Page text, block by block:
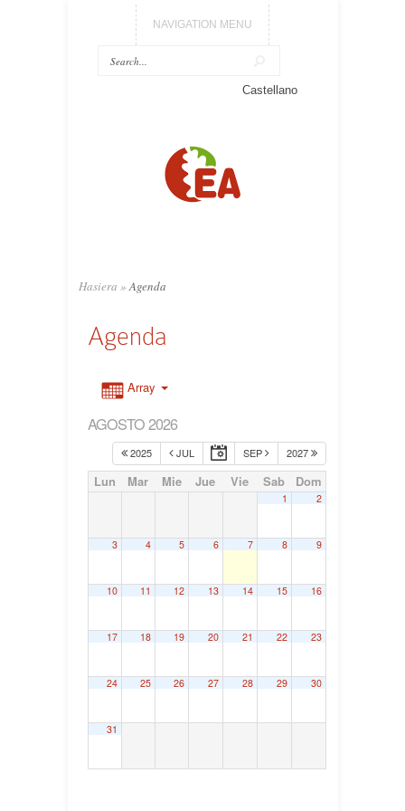
NAVIGATION MENU
Castellano
Hasiera » Agenda
Agenda
Array
AGOSTO 2026
2025 JUL SEP 2027
Lun Mar Mie Jue Vie Sab Dom
1 2
3 4 5 6 7 8 9
10 11 12 13 14 15 16
17 18 19 20 21 22 23
24 25 26 27 28 29 30
31